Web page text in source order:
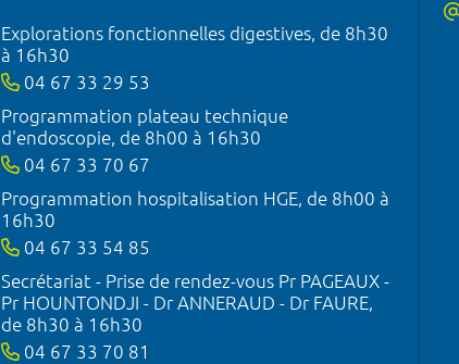
Explorations fonctionnelles digestives, de 8h30
à 16h30
04 67 33 29 53
Programmation plateau technique
d'endoscopie, de 8h00 à 16h30
04 67 33 70 67
Programmation hospitalisation HGE, de 8h00 à
16h30
04 67 33 54 85
Secrétariat - Prise de rendez-vous Pr PAGEAUX -
Pr HOUNTONDJI - Dr ANNERAUD - Dr FAURE,
de 8h30 à 16h30
04 67 33 70 81